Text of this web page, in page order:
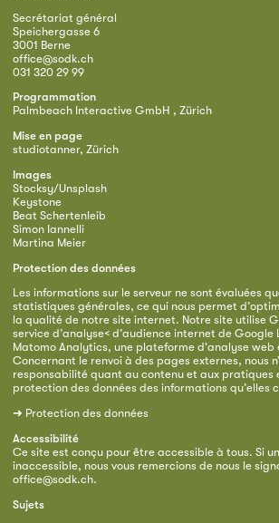
Secrétariat général
Speichergasse 6
3001 Berne
office@sodk.ch
031 320 29 99
Programmation
Palmbeach Interactive GmbH , Zürich
Mise en page
studiotanner, Zürich
Images
Stocksy/Unsplash
Keystone
Beat Schertenleib
Simon Iannelli
Martina Meier
Protection des données
Les informations sur le serveur ne sont évaluées
statistiques générales, ce qui nous permet
la qualité de notre site internet. Notre site utilise
service d’analyse< d’audience internet de Google
Matomo Analytics, une plateforme d'analyse web
Concernant le renvoi à des pages externes, nous
responsabilité quant au contenu et aux pratiques
protection des données des informations qu’elles
➜ Protection des données
Accessibilité
Ce site est conçu pour être accessible à tous. Si
inaccessible, nous vous remercions de nous le
office@sodk.ch.
Sujets